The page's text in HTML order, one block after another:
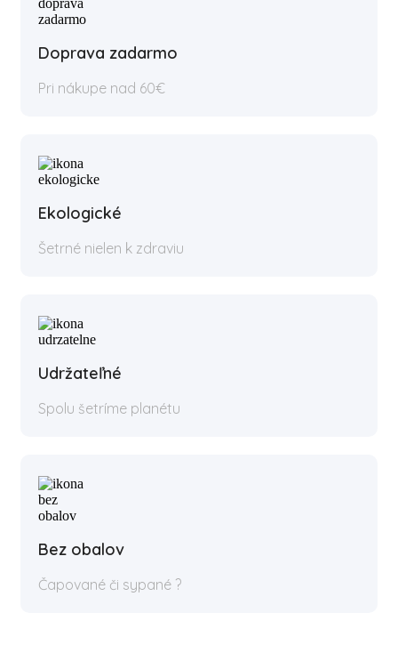
Doprava zadarmo
Pri nákupe nad 60€
Ekologické
Šetrné nielen k zdraviu
Udržateľné
Spolu šetríme planétu
Bez obalov
Čapované či sypané ?